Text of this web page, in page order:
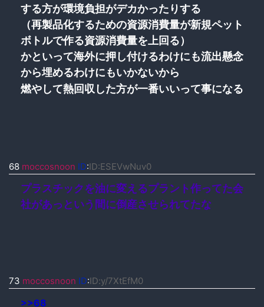
する方が環境負担がデカかったりする
（再製品化するための資源消費量が新規ペット
ボトルで作る資源消費量を上回る）
かといって海外に押し付けるわけにも流出懸念
から埋めるわけにもいかないから
燃やして熱回収した方が一番いいって事になる
68 moccosnoon ID:ID:ESEVwNuv0
プラスチックを油に変えるプラント作ってた会
社があっという間に倒産させられてたな
73 moccosnoon ID:ID:y/7XtEfM0
>>68